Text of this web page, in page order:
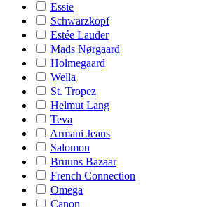
Essie
Schwarzkopf
Estée Lauder
Mads Nørgaard
Holmegaard
Wella
St. Tropez
Helmut Lang
Teva
Armani Jeans
Salomon
Bruuns Bazaar
French Connection
Omega
Canon